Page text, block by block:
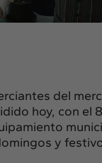
del
hoy, con el
y